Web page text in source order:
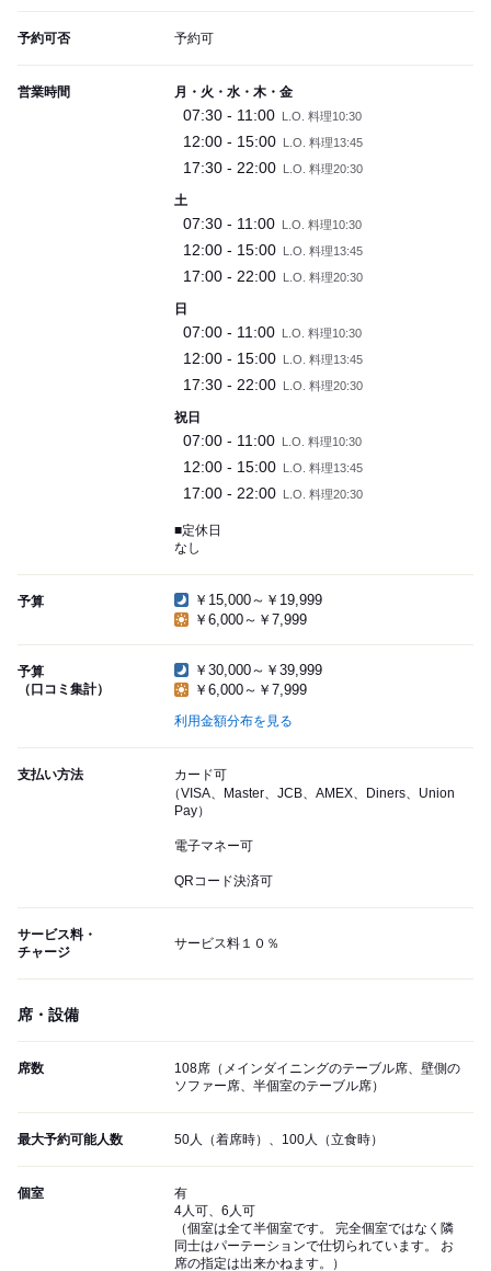
予約可否 予約可
営業時間 月・火・水・木・金
07:30 - 11:00 L.O. 料理10:30
12:00 - 15:00 L.O. 料理13:45
17:30 - 22:00 L.O. 料理20:30
土
07:30 - 11:00 L.O. 料理10:30
12:00 - 15:00 L.O. 料理13:45
17:00 - 22:00 L.O. 料理20:30
日
07:00 - 11:00 L.O. 料理10:30
12:00 - 15:00 L.O. 料理13:45
17:30 - 22:00 L.O. 料理20:30
祝日
07:00 - 11:00 L.O. 料理10:30
12:00 - 15:00 L.O. 料理13:45
17:00 - 22:00 L.O. 料理20:30
■定休日
なし
予算
￥15,000～￥19,999
￥6,000～￥7,999
予算
（口コミ集計）
￥30,000～￥39,999
￥6,000～￥7,999
利用金額分布を見る
支払い方法
カード可
（VISA、Master、JCB、AMEX、Diners、Union
Pay）
電子マネー可
QRコード決済可
サービス料・
チャージ
サービス料１０％
席・設備
席数
108席（メインダイニングのテーブル席、壁側の
ソファー席、半個室のテーブル席）
最大予約可能人数 50人（着席時）、100人（立食時）
個室
有
4人可、6人可
（個室は全て半個室です。 完全個室ではなく隣
同士はパーテーションで仕切られています。 お
席の指定は出来かねます。）